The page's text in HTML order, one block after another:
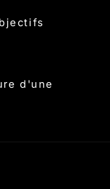
d'une